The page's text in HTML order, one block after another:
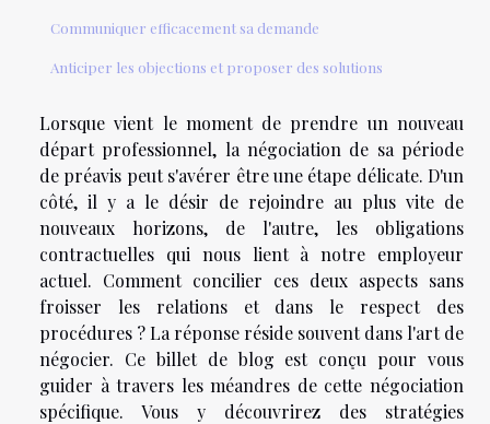
Communiquer efficacement sa demande
Anticiper les objections et proposer des solutions
Lorsque vient le moment de prendre un nouveau
départ professionnel, la négociation de sa période
de préavis peut s'avérer être une étape délicate. D'un
côté, il y a le désir de rejoindre au plus vite de
nouveaux horizons, de l'autre, les obligations
contractuelles qui nous lient à notre employeur
actuel. Comment concilier ces deux aspects sans
froisser les relations et dans le respect des
procédures ? La réponse réside souvent dans l'art de
négocier. Ce billet de blog est conçu pour vous
guider à travers les méandres de cette négociation
spécifique. Vous y découvrirez des stratégies